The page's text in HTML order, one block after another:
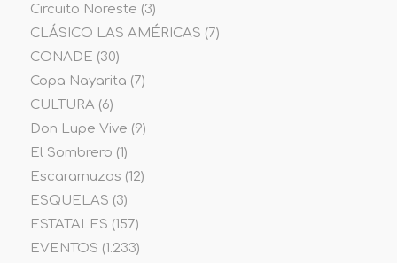
Circuito Noreste (3)
CLÁSICO LAS AMÉRICAS (7)
CONADE (30)
Copa Nayarita (7)
CULTURA(6)
Don Lupe Vive (9)
El Sombrero (1)
Escaramuzas (12)
ESQUELAS (3)
ESTATALES (157)
EVENTOS (1.233)